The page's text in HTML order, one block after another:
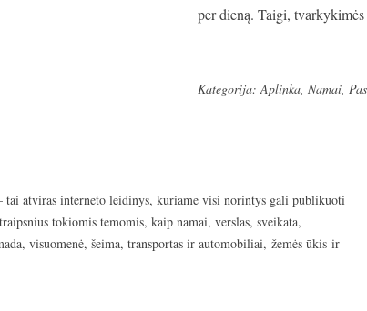
per dieną. Taigi,
Kategorija:Aplinka,Namai,
tai atviras interneto leidinys, kuriame visi norintys gali publikuoti
tokiomis temomis, kaip namai, verslas, sveikata,
visuomenė, šeima, transportas ir automobiliai, žemės ūkis ir